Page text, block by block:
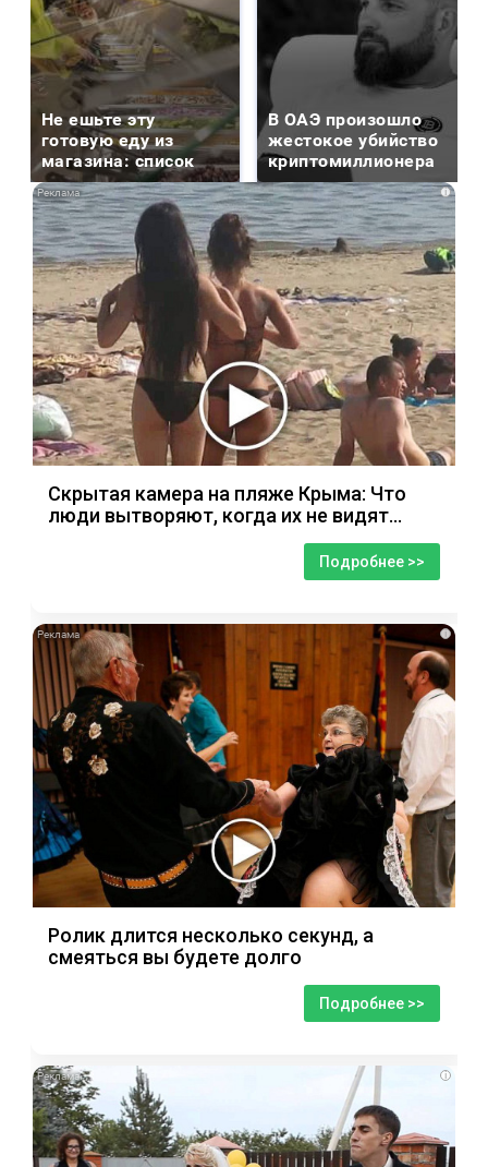
Не ешьте эту
готовую еду из
магазина: список
В ОАЭ произошло
жестокое убийство
криптомиллионера
i
Скрытая камера на пляже Крыма: Что
люди вытворяют, когда их не видят...
Подробнее >>
i
Ролик длится несколько секунд, а
смеяться вы будете долго
Подробнее >>
i